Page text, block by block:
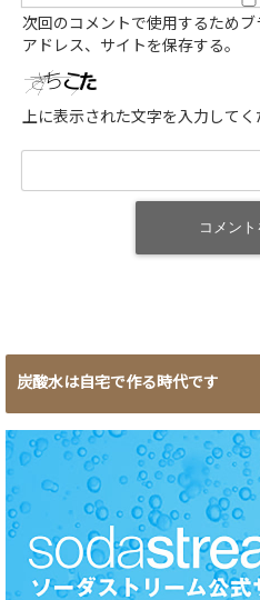
次回のコメントで使用するため
アドレス、サイトを保存する。
上に表示された文字を入力してく
炭酸水は自宅で作る時代です